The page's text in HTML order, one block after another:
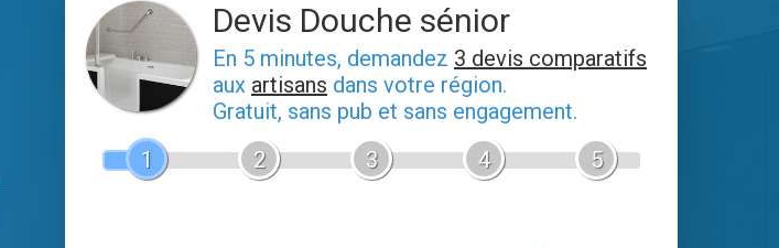
Devis Douche sénior
En 5 minutes, demandez 3 devis comparatifs
aux artisans dans votre région.
Gratuit, sans pub et sans engagement.
1
2 3 4 5